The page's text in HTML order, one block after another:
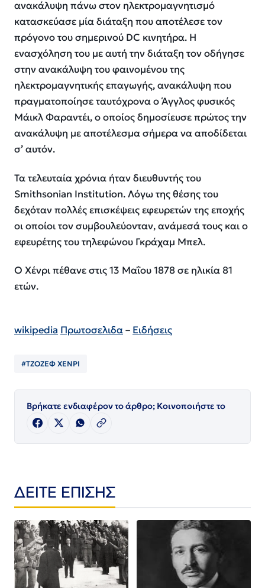
ανακάλυψη πάνω στον ηλεκτρομαγνητισμό
κατασκεύασε μία διάταξη που αποτέλεσε τον
πρόγονο του σημερινού DC κινητήρα. Η
ενασχόληση του με αυτή την διάταξη τον οδήγησε
στην ανακάλυψη του φαινομένου της
ηλεκτρομαγνητικής επαγωγής, ανακάλυψη που
πραγματοποίησε ταυτόχρονα ο Άγγλος φυσικός
Μάικλ Φαραντέι, ο οποίος δημοσίευσε πρώτος την
ανακάλυψη με αποτέλεσμα σήμερα να αποδίδεται
σ’ αυτόν.
Τα τελευταία χρόνια ήταν διευθυντής του
Smithsonian Institution. Λόγω της θέσης του
δεχόταν πολλές επισκέψεις εφευρετών της εποχής
οι οποίοι τον συμβουλεύονταν, ανάμεσά τους και ο
εφευρέτης του τηλεφώνου Γκράχαμ Μπελ.
Ο Χένρι πέθανε στις 13 Μαΐου 1878 σε ηλικία 81
ετών.
wikipedia Πρωτοσελιδα– Ειδήσεις
#ΤΖΟΖΕΦ ΧΕΝΡΙ
Βρήκατε ενδιαφέρον το άρθρο; Κοινοποιήστε το
ΔΕΙΤΕ ΕΠΙΣΗΣ